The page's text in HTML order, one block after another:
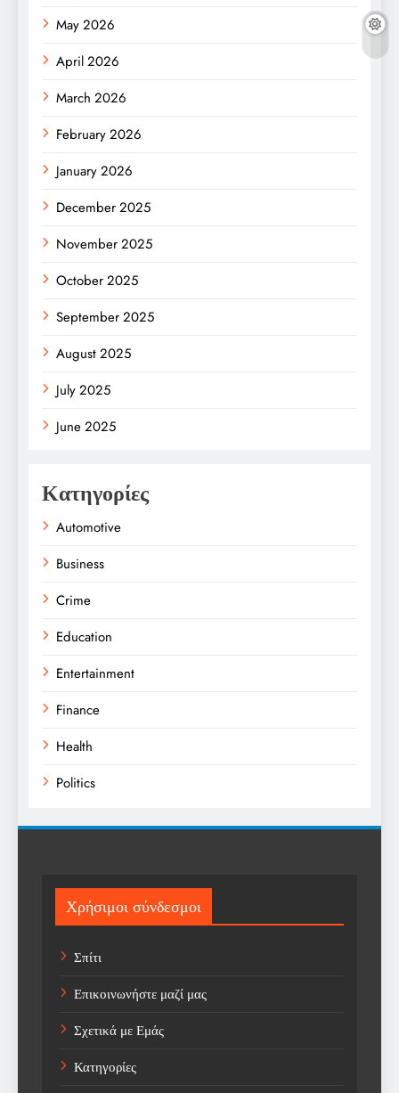
May 2026
April 2026
March 2026
February 2026
January 2026
December 2025
November 2025
October 2025
September 2025
August 2025
July 2025
June 2025
Κατηγορίες
Automotive
Business
Crime
Education
Entertainment
Finance
Health
Politics
Sport
Sports
Technology
Trending
Weather
Αγορά
Χρήσιμοι σύνδεσμοι
Σπίτι
Επικοινωνήστε μαζί μας
Σχετικά με Εμάς
Κατηγορίες